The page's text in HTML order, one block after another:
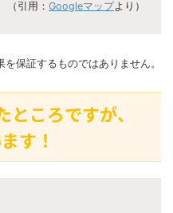
（引用： Googleマップより）
保証するものではありません。
ころですが、
す！